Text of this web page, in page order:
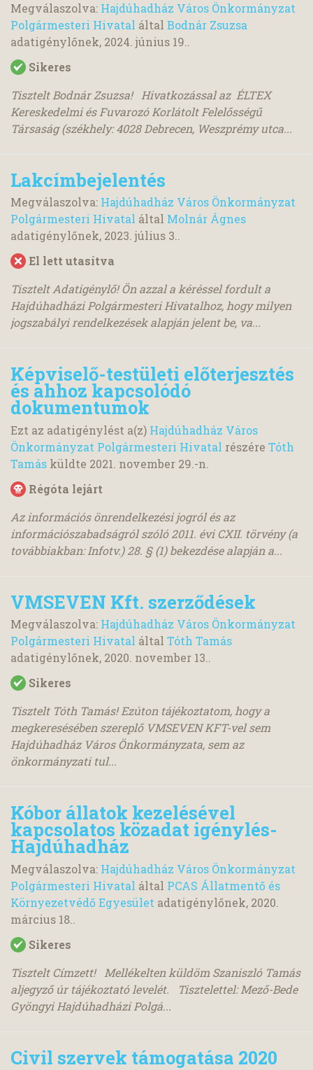
Megválaszolva: Hajdúhadház Város Önkormányzat
Polgármesteri Hivatal által Bodnár Zsuzsa
adatigénylőnek, 2024. június 19..
Sikeres
Tisztelt Bodnár Zsuzsa! Hivatkozással az ÉLTEX
Kereskedelmi és Fuvarozó Korlátolt Felelősségű
Társaság (székhely: 4028 Debrecen, Weszprémy utca...
Lakcímbejelentés
Megválaszolva: Hajdúhadház Város Önkormányzat
Polgármesteri Hivatal által Molnár Ágnes
adatigénylőnek, 2023. július 3..
El lett utasítva
Tisztelt Adatigénylő! Ön azzal a kéréssel fordult a
Hajdúhadházi Polgármesteri Hivatalhoz, hogy milyen
jogszabályi rendelkezések alapján jelent be, va...
Képviselő-testületi előterjesztés
és ahhoz kapcsolódó
dokumentumok
Ezt az adatigénylést a(z) Hajdúhadház Város
Önkormányzat Polgármesteri Hivatal részére Tóth
Tamás küldte 2021. november 29.-n.
Régóta lejárt
Az információs önrendelkezési jogról és az
információszabadságról szóló 2011. évi CXII. törvény (a
továbbiakban: Infotv.) 28. § (1) bekezdése alapján a...
VMSEVEN Kft. szerződések
Megválaszolva: Hajdúhadház Város Önkormányzat
Polgármesteri Hivatal által Tóth Tamás
adatigénylőnek, 2020. november 13..
Sikeres
Tisztelt Tóth Tamás! Ezúton tájékoztatom, hogy a
megkeresésében szereplő VMSEVEN KFT-vel sem
Hajdúhadház Város Önkormányzata, sem az
önkormányzati tul...
Kóbor állatok kezelésével
kapcsolatos közadat igénylés-
Hajdúhadház
Megválaszolva: Hajdúhadház Város Önkormányzat
Polgármesteri Hivatal által PCAS Állatmentő és
Környezetvédő Egyesület adatigénylőnek, 2020.
március 18..
Sikeres
Tisztelt Címzett! Mellékelten küldöm Szaniszló Tamás
aljegyző úr tájékoztató levelét. Tisztelettel: Mező-Bede
Gyöngyi Hajdúhadházi Polgá...
Civil szervek támogatása 2020